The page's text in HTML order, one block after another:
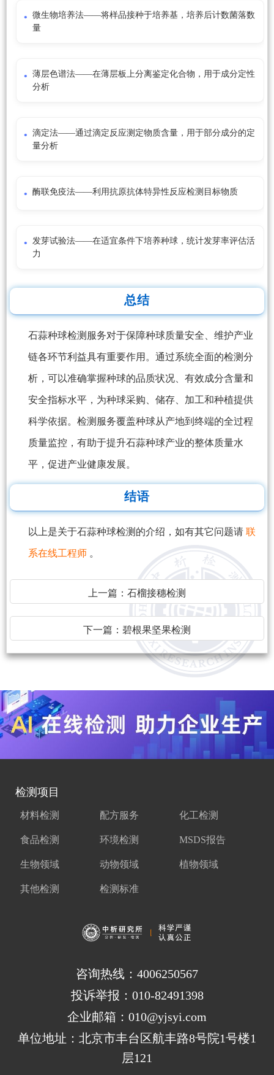
微生物培养法——将样品接种于培养基，培养后计数菌落数
量
薄层色谱法——在薄层板上分离鉴定化合物，用于成分定性
分析
滴定法——通过滴定反应测定物质含量，用于部分成分的定
量分析
酶联免疫法——利用抗原抗体特异性反应检测目标物质
发芽试验法——在适宜条件下培养种球，统计发芽率评估活
力
总结
石蒜种球检测服务对于保障种球质量安全、维护产业
链各环节利益具有重要作用。通过系统全面的检测分
析，可以准确掌握种球的品质状况、有效成分含量和
安全指标水平，为种球采购、储存、加工和种植提供
科学依据。检测服务覆盖种球从产地到终端的全过程
质量监控，有助于提升石蒜种球产业的整体质量水
平，促进产业健康发展。
结语
以上是关于石蒜种球检测的介绍，如有其它问题请 联
系在线工程师 。
上一篇： 石榴接穗检测
下一篇： 碧根果坚果检测
检测项目
材料检测 配方服务 化工检测
食品检测 环境检测 MSDS报告
生物领域 动物领域 植物领域
其他检测 检测标准
咨询热线：4006250567
投诉举报：010-82491398
企业邮箱：010@yjsyi.com
单位地址：北京市丰台区航丰路8号院1号楼1
层121